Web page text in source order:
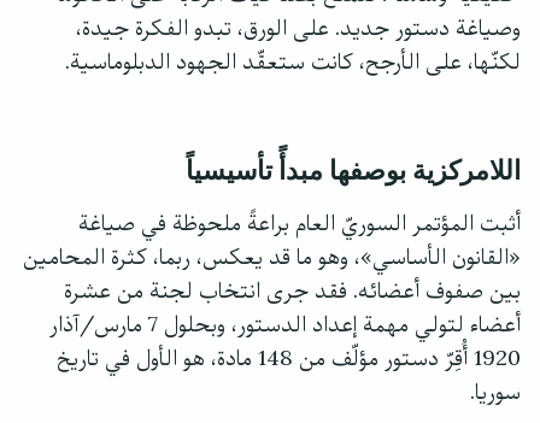
وصياغة دستور جديد. على الورق، تبدو الفكرة جيدة،
لكنّها، على الأرجح، كانت ستعقّد الجهود الدبلوماسية.
اللامركزية بوصفها مبدأً تأسيسياً
أثبت المؤتمر السوريّ العام براعةً ملحوظة في صياغة
«القانون الأساسي»، وهو ما قد يعكس، ربما، كثرة المحامين
بين صفوف أعضائه. فقد جرى انتخاب لجنة من عشرة
أعضاء لتولي مهمة إعداد الدستور، وبحلول 7 مارس/آذار
1920 أُقِرّ دستور مؤلّف من 148 مادة، هو الأول في تاريخ
سوريا.